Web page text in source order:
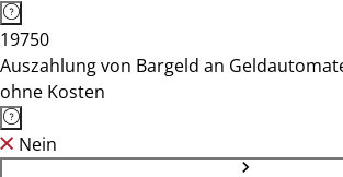
19750
Auszahlung von Bargeld an
ohne Kosten
Nein